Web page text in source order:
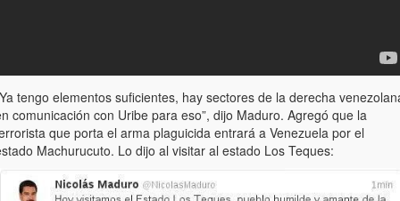
tengo elementos suficientes, hay sectores de la derecha
comunicación con Uribe para eso”, dijo Maduro. Agregó que la
que porta el arma plaguicida entrará a Venezuela por el
Machurucuto. Lo dijo al visitar al estado Los Teques: